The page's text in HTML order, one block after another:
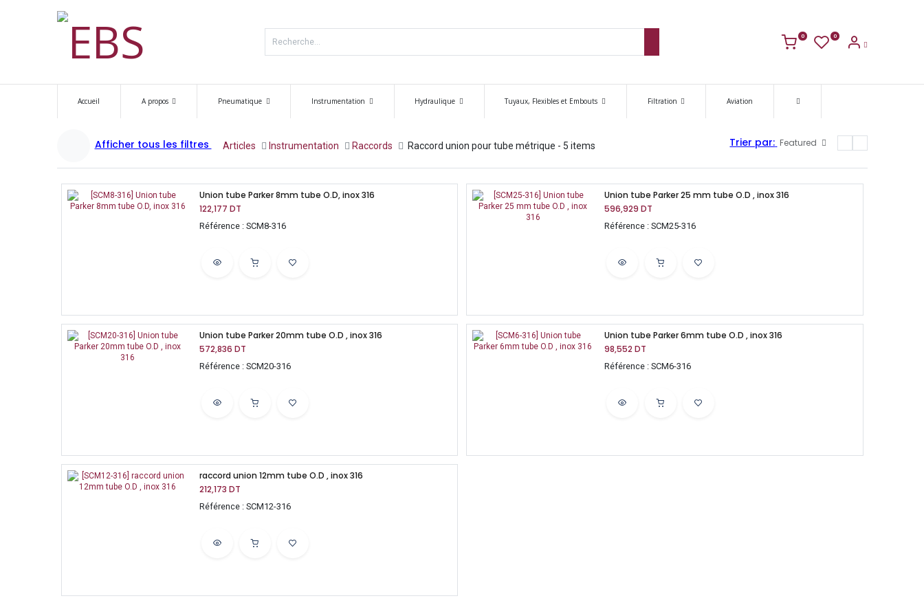
0 0
Accueil A propos Pneumatique Instrumentation Hydraulique Tuyaux, Flexibles et Embouts Filtration Aviation
Afficher tous les filtres Articles ​​​Instrumentation ​​​Raccords Raccord union pour tube métrique - 5 items Trier par: Featured
Union tube Parker 8mm tube O.D, inox 316
122,177 DT
Référence : SCM8-316
Union tube Parker 25 mm tube O.D , inox 316
596,929 DT
Référence : SCM25-316
Union tube Parker 20mm tube O.D , inox 316
572,836 DT
Référence : SCM20-316
Union tube Parker 6mm tube O.D , inox 316
98,552 DT
Référence : SCM6-316
raccord union 12mm tube O.D , inox 316
212,173 DT
Référence : SCM12-316